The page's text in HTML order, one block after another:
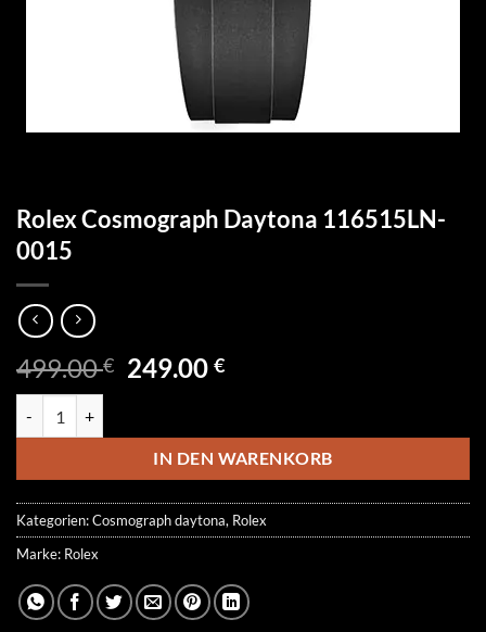
Rolex Cosmograph Daytona 116515LN-
0015
499.00€ Ursprünglicher
499.00 €
249.00€Aktueller
249.00 €.
IN DEN WARENKORB
Kategorien:Cosmograph daytona, Rolex
Marke: Rolex